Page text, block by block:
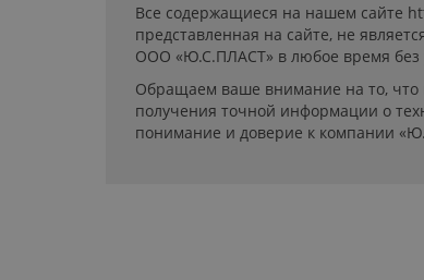
Все содержащиеся на нашем сайте
представленная на сайте, не
ООО «Ю.С.ПЛАСТ» в любое время без
Обращаем ваше внимание на то, что
получения точной информации о
понимание и доверие к компании